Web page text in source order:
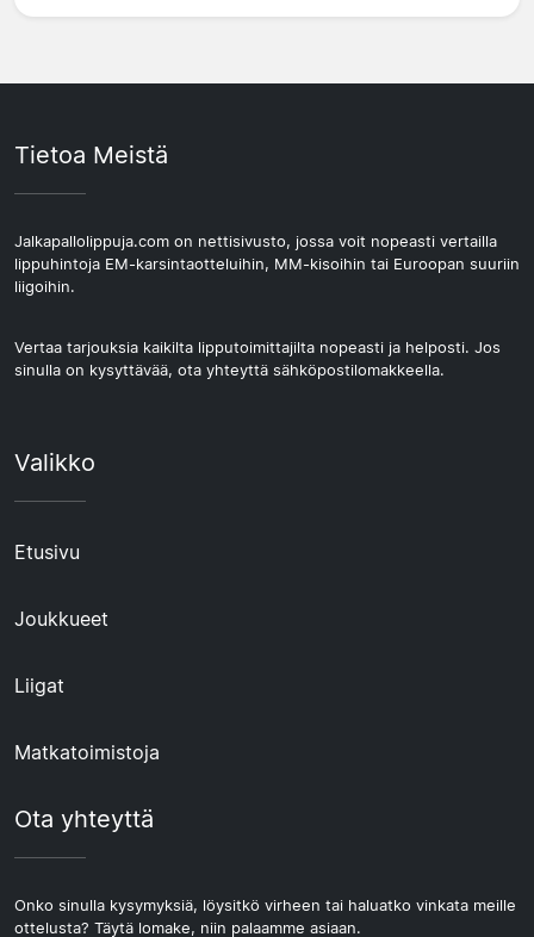
Tietoa Meistä
Jalkapallolippuja.com on nettisivusto, jossa voit nopeasti vertailla
lippuhintoja EM-karsintaotteluihin, MM-kisoihin tai Euroopan suuriin
liigoihin.
Vertaa tarjouksia kaikilta lipputoimittajilta nopeasti ja helposti. Jos
sinulla on kysyttävää, ota yhteyttä sähköpostilomakkeella.
Valikko
Etusivu
Joukkueet
Liigat
Matkatoimistoja
Ota yhteyttä
Onko sinulla kysymyksiä, löysitkö virheen tai haluatko vinkata meille
ottelusta? Täytä lomake, niin palaamme asiaan.